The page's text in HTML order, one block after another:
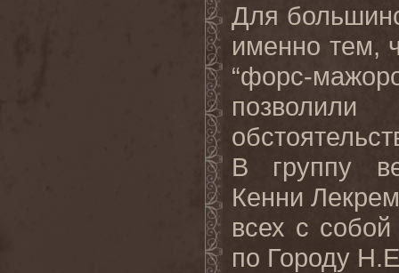
Для
именно тем,
“форс-
В группу
Кенни
всех с
по Городу